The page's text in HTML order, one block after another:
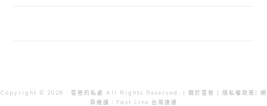
Copyright © 2026 · 雲爸的私處 All Rights Reserved. | 關於雲爸 | 隱私權政策 | 網
頁維護：
Fast Line 台灣速連